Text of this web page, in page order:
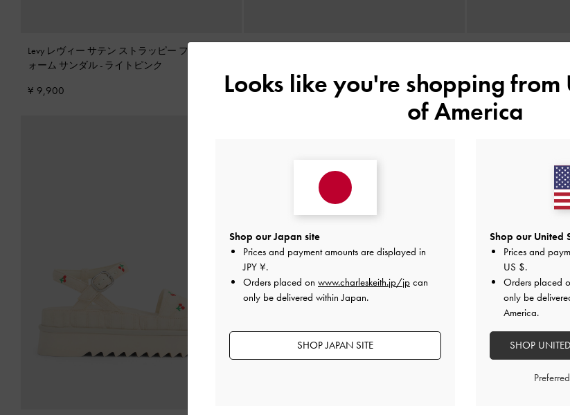
Levy レヴィー サテン ストラッピー フラットフ
ォーム サンダル - ライトピンク
¥ 9,900
ォーム サンダル- ダークブルー
¥ 9,900
Looks like you're shopping from
of America
Shop our Japan site
Prices and payment amounts are displayed in
JPY ¥.
Orders placed on www.charleskeith.jp/jp can
only be delivered within Japan.
SHOP JAPAN SITE
Shop our United
Prices and
US $.
Orders placed
only be
America.
SHOP